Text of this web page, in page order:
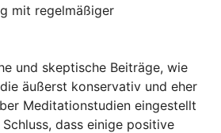
mit regelmäßiger
und skeptische Beiträge, wie
die äußerst konservativ und eher
Meditationstudien eingestellt
dass einige positive